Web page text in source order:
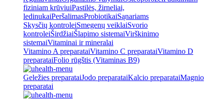
fiziniam krūviuiPastilės, žirneliai,
ledinukaiPeršalimasProbiotikaiSąnariams
Skysčių kontroleiSmegenų veiklaiSvorio
kontroleiŠirdžiaiŠlapimo sistemaiVirškinimo
sistemaiVitaminai ir mineralai
Vitamino A preparataiVitamino C preparataiVitamino D
preparataiFolio rūgštis (Vitaminas B9)
Geležies preparataiJodo preparataiKalcio preparataiMagnio
preparatai